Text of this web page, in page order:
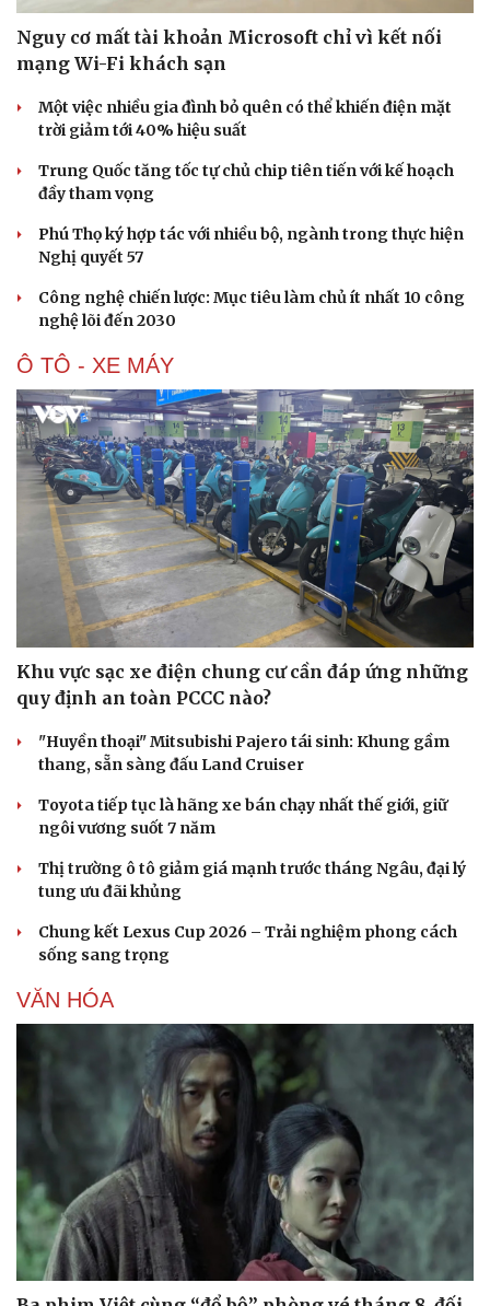
Văn hóa
Sân khấu - Điện ảnh
Văn học
Âm nhạc
Di sản
Giải trí
Nghệ sĩ
Thời trang
Sao Việt
Nguy cơ mất tài khoản Microsoft chỉ vì kết nối
mạng Wi-Fi khách sạn
Một việc nhiều gia đình bỏ quên có thể khiến điện mặt
trời giảm tới 40% hiệu suất
Trung Quốc tăng tốc tự chủ chip tiên tiến với kế hoạch
đầy tham vọng
Phú Thọ ký hợp tác với nhiều bộ, ngành trong thực hiện
Nghị quyết 57
Công nghệ chiến lược: Mục tiêu làm chủ ít nhất 10 công
nghệ lõi đến 2030
Ô TÔ - XE MÁY
Khu vực sạc xe điện chung cư cần đáp ứng những
quy định an toàn PCCC nào?
"Huyền thoại" Mitsubishi Pajero tái sinh: Khung gầm
thang, sẵn sàng đấu Land Cruiser
Toyota tiếp tục là hãng xe bán chạy nhất thế giới, giữ
ngôi vương suốt 7 năm
Thị trường ô tô giảm giá mạnh trước tháng Ngâu, đại lý
tung ưu đãi khủng
Chung kết Lexus Cup 2026 – Trải nghiệm phong cách
sống sang trọng
VĂN HÓA